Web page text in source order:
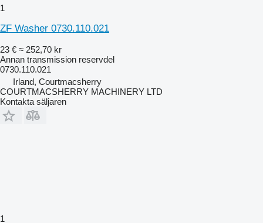
1
ZF Washer 0730.110.021
23 € ≈ 252,70 kr
Annan transmission reservdel
0730.110.021
Irland, Courtmacsherry
COURTMACSHERRY MACHINERY LTD
Kontakta säljaren
1